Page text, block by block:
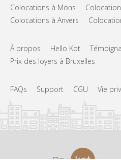
Colocations à Mons
Colocations à Anvers
À propos Hello Kot
Prix des loyers à Bruxelles
FAQs Support CGU Vie